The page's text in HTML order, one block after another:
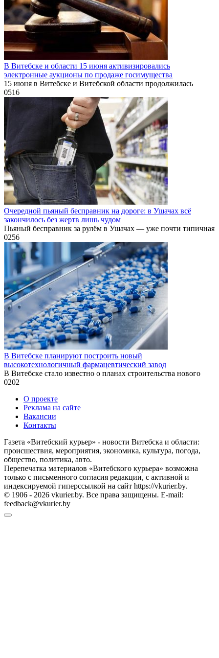
В Витебске и области 15 июня активизировались
электронные аукционы по продаже госимущества
15 июня в Витебске и Витебской области продолжилась
0516
Очередной пьяный бесправник на дороге: в Ушачах всё
закончилось без жертв лишь чудом
Пьяный бесправник за рулём в Ушачах — уже почти типичная
0256
В Витебске планируют построить новый
высокотехнологичный фармацевтический завод
В Витебске стало известно о планах строительства нового
0202
О проекте
Реклама на сайте
Вакансии
Контакты
Газета «Витебский курьер» - новости Витебска и области:
происшествия, мероприятия, экономика, культура, погода,
общество, политика, авто.
Перепечатка материалов «Витебского курьера» возможна
только с письменного согласия редакции, с активной и
индексируемой гиперссылкой на сайт https://vkurier.by.
© 1906 - 2026 vkurier.by. Все права защищены. E-mail:
feedback@vkurier.by